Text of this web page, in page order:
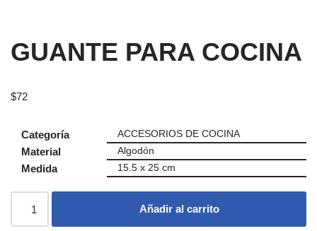
GUANTE PARA COCINA
$72
Categoría ACCESORIOS DE COCINA
Material Algodón
Medida 15.5 x 25 cm
Añadir al carrito